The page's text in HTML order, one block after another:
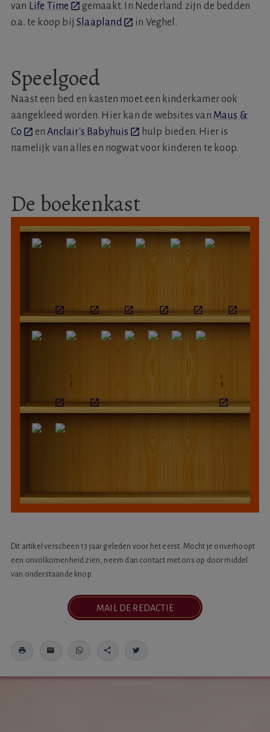
van Life Time
gemaakt. In Nederland zijn de bedden
o.a. te koop bijSlaapland in Veghel.
Speelgoed
Naast een bed en kasten moet een kinderkamer ook
aangekleed worden. Hier kan de websites van Maus &
Co
enAnclair's Babyhuis
hulp bieden. Hier is
namelijk van alles en nogwat voor kinderen te koop.
De boekenkast
Dit artikel verscheen 13 jaar geleden voor het eerst. Mocht je onverhoopt
een onvolkomenheid zien, neem dan contact met ons op door middel
van onderstaande knop.
MAIL DE REDACTIE